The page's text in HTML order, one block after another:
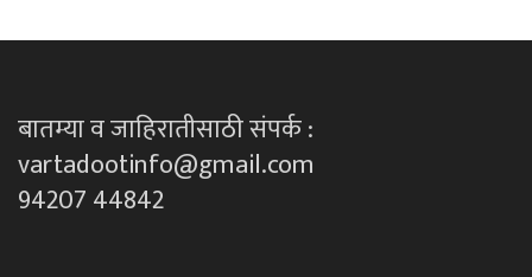
बातम्या व जाहिरातीसाठी संपर्क :
vartadootinfo@gmail.com
94207 44842